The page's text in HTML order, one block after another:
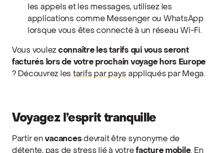
les appels et les messages, utilisez les
applications comme Messenger ou WhatsApp
lorsque vous êtes connecté à un réseau Wi-Fi.
Vous voulez connaître les tarifs qui vous seront
facturés lors de votre prochain voyage hors Europe
? Découvrez les tarifs par pays appliqués par Mega.
Voyagez l’esprit tranquille
Partir envacancesdevrait être synonyme de
détente, pas de stress lié à votrefacture mobile. En